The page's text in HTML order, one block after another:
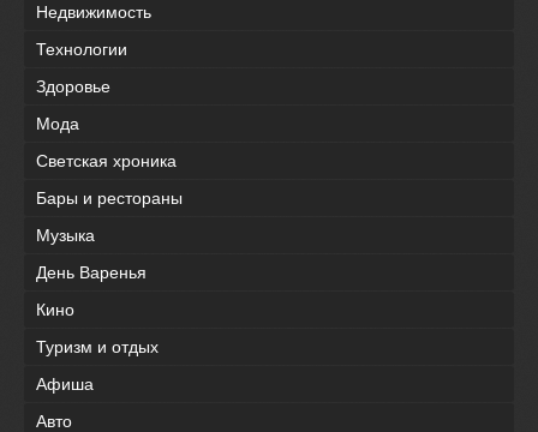
Недвижимость
Технологии
Здоровье
Мода
Светская хроника
Бары и рестораны
Музыка
День Варенья
Кино
Туризм и отдых
Афиша
Авто